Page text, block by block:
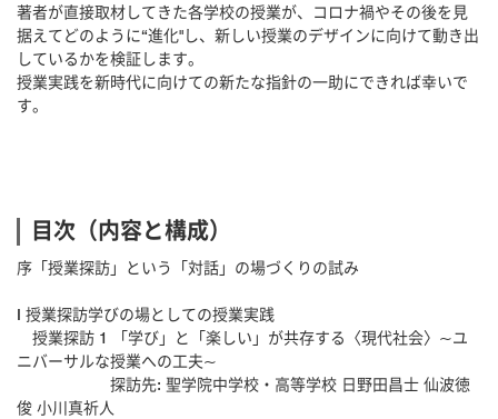
著者が直接取材してきた各学校の授業が、コロナ禍やその後を見
据えてどのように“進化"し、新しい授業のデザインに向けて動き出
しているかを検証します。
授業実践を新時代に向けての新たな指針の一助にできれば幸いで
す。
目次（内容と構成）
序「授業探訪」という「対話」の場づくりの試み
I 授業探訪学びの場としての授業実践
授業探訪 1 「学び」と「楽しい」が共存する〈現代社会〉~ユ
ニバーサルな授業への工夫~
探訪先: 聖学院中学校・高等学校 日野田昌士 仙波徳
俊 小川真祈人